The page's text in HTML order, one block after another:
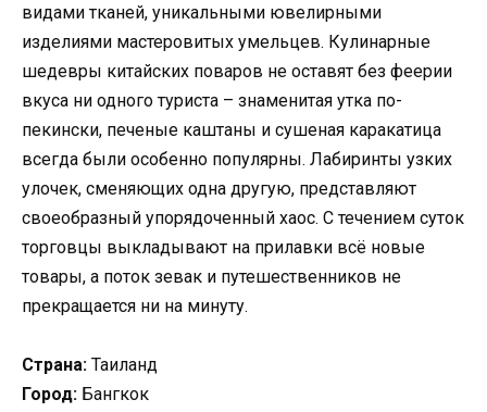
видами тканей, уникальными ювелирными
изделиями мастеровитых умельцев. Кулинарные
шедевры китайских поваров не оставят без феерии
вкуса ни одного туриста – знаменитая утка по-
пекински, печеные каштаны и сушеная каракатица
всегда были особенно популярны. Лабиринты узких
улочек, сменяющих одна другую, представляют
своеобразный упорядоченный хаос. С течением суток
торговцы выкладывают на прилавки всё новые
товары, а поток зевак и путешественников не
прекращается ни на минуту.
Страна: Таиланд
Город: Бангкок